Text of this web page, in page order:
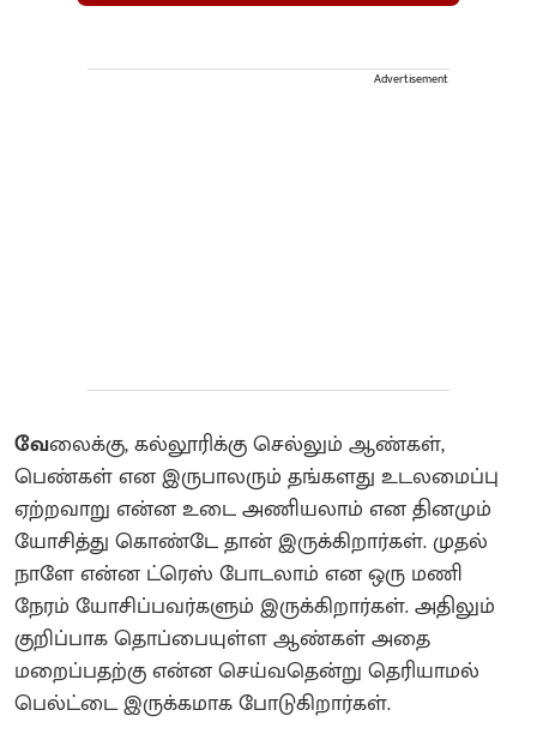
Advertisement
வேலைக்கு, கல்லூரிக்கு செல்லும் ஆண்கள்,
பெண்கள் என இருபாலரும் தங்களது உடலமைப்பு
ஏற்றவாறு என்ன உடை அணியலாம் என தினமும்
யோசித்து கொண்டே தான் இருக்கிறார்கள். முதல்
நாளே என்ன ட்ரெஸ் போடலாம் என ஒரு மணி
நேரம் யோசிப்பவர்களும் இருக்கிறார்கள். அதிலும்
குறிப்பாக தொப்பையுள்ள ஆண்கள் அதை
மறைப்பதற்கு என்ன செய்வதென்று தெரியாமல்
பெல்ட்டை இருக்கமாக போடுகிறார்கள்.